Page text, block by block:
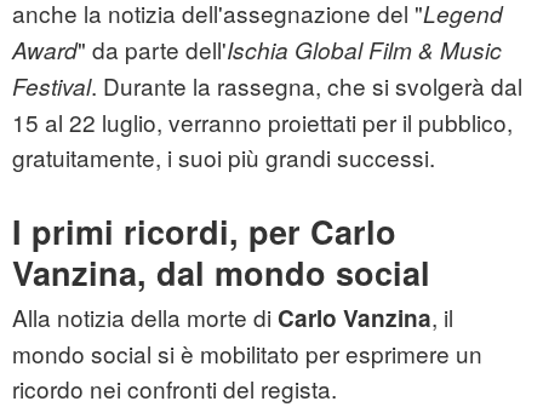
anche la notizia dell'assegnazione del "Legend
Award" da parte dell'Ischia Global Film & Music
Festival. Durante la rassegna, che si svolgerà dal
15 al 22 luglio, verranno proiettati per il pubblico,
gratuitamente, i suoi più grandi successi.
I primi ricordi, per Carlo
Vanzina, dal mondo social
Alla notizia della morte di Carlo Vanzina, il
mondo social si è mobilitato per esprimere un
ricordo nei confronti del regista.